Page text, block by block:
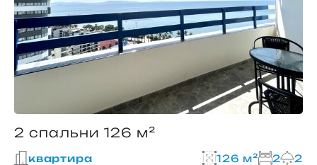
2 спальни 126 м²
квартира 126 м² 2 2